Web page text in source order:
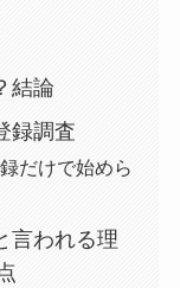
結論
録調査
だけで始めら
言われる理